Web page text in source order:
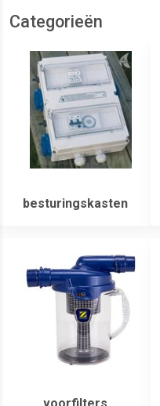
Categorieën
besturingskasten